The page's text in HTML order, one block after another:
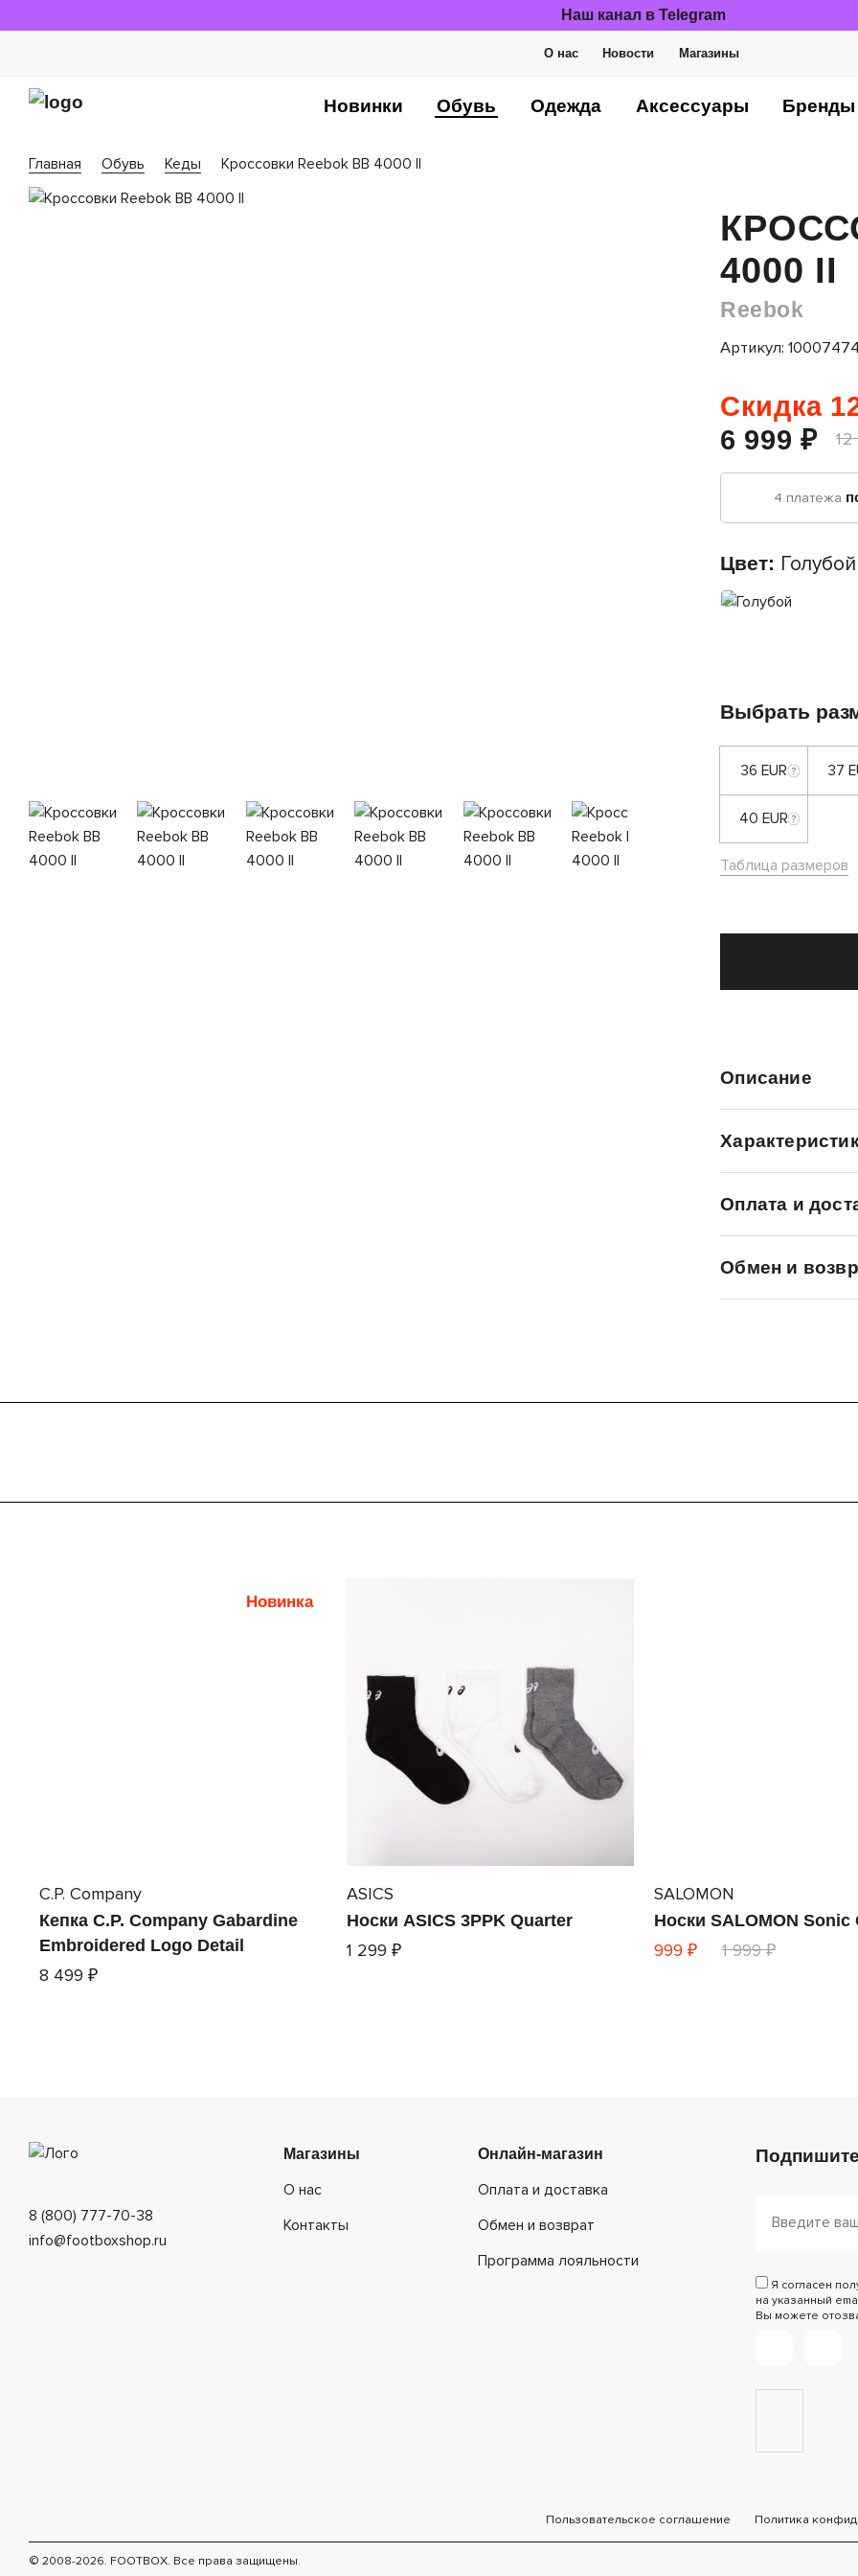
Наш канал в Telegram
О нас Новости Магазины
Новинки Обувь Одежда Аксессуары Бренды
Главная Обувь Кеды Кроссовки Reebok BB 4000 II
4000 II
Reebok
Артикул:
Скидка
6 999 ₽
4 платежа
Цвет: Голубой
Выбрать
36 EUR 37
40 EUR
Таблица размеров
Описание
Оплата и
Обмен и
Новинка
C.P. Company
Кепка C.P. Company Gabardine
Embroidered Logo Detail
8 499 ₽
ASICS
Носки ASICS 3PPK Quarter
1 299 ₽
SALOMON
Носки SALOMON Sonic
999 ₽ 1 999 ₽
8 (800) 777-70-38
info@footboxshop.ru
Магазины
О нас
Контакты
Онлайн-магазин
Оплата и доставка
Обмен и возврат
Программа лояльности
Я согласен
на указанный
Вы можете
Пользовательское соглашение Политика
© 2008-2026. FOOTBOX. Все права защищены.